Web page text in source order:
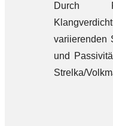
Durch
variierenden
und
Strelka/